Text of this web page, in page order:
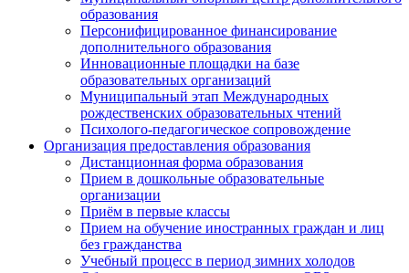
образования
Персонифицированное финансирование
дополнительного образования
Инновационные площадки на базе
образовательных организаций
Муниципальный этап Международных
рождественских образовательных чтений
Психолого-педагогическое сопровождение
Организация предоставления образования
Дистанционная форма образования
Прием в дошкольные образовательные
организации
Приём в первые классы
Прием на обучение иностранных граждан и лиц
без гражданства
Учебный процесс в период зимних холодов